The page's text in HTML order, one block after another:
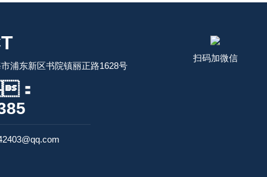
浦东新区书院镇丽正路1628号
：
扫码加微信